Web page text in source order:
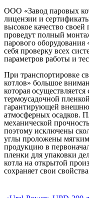
ООО «Завод паровых
лицензии и
высокое качество
проведут полный
парового
себя проверку всех
параметров работы и
При транспортировке
котлов» большое
которая
термоусадочной
гарантирующей
атмосферных осадков.
механической
поэтому исключены
углы проложены мягким
продукцию в
пленки для упаковки
котла на открытой
сохраняет свои